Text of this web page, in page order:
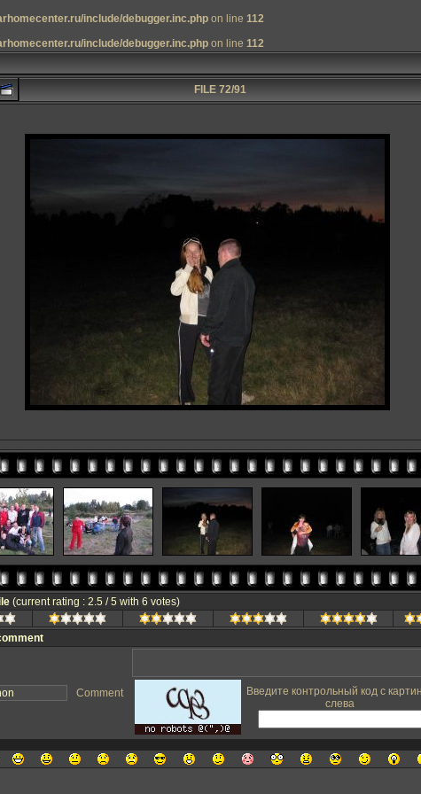
include/debugger.inc.php on line 112
include/debugger.inc.php on line 112
FILE 72/91
(current rating : 2.5 / 5 with 6 votes)
Comment
Введите контрольный код с
слева